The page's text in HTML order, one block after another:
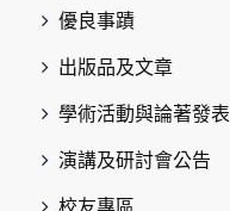
優良事蹟
出版品及文章
學術活動與論著發表
演講及研討會公告
校友專區